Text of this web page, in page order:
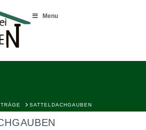
Menu
SATTELDACHGAUBEN